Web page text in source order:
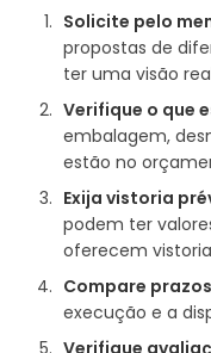
Solicite pelo
propostas de
ter uma visão
Verifique o que
embalagem,
estão no
Exija vistoria
podem ter
oferecem
Compare
execução e a
Verifique